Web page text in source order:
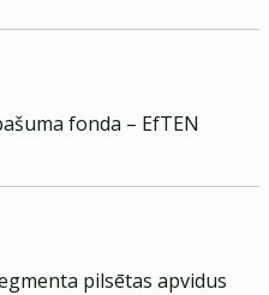
fonda – EfTEN
pilsētas apvidus